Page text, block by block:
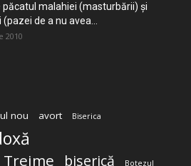
păcatul malahiei (masturbării) şi
(pazei de a nu avea...
2010
nou avort Biserica
Treime biserică Botezul